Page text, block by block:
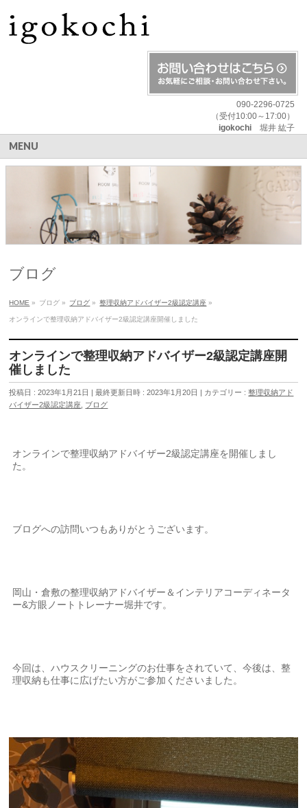
090-2296-0725
（受付10:00～17:00）
igokochi堀井 紘子
MENU
ブログ
HOME » ブログ » ブログ » 整理収納アドバイザー2級認定講座 »
オンラインで整理収納アドバイザー2級認定講座開催しました
オンラインで整理収納アドバイザー2級認定講座開
催しました
投稿日 : 2023年1月21日 最終更新日時 : 2023年1月20日 カテゴリー :整理収納アド
バイザー2級認定講座
ブログ
オンラインで整理収納アドバイザー2級認定講座を開催しまし
た。
ブログへの訪問いつもありがとうございます。
岡山・倉敷の整理収納アドバイザー＆インテリアコーディネータ
ー&方眼ノートトレーナー堀井です。
今回は、ハウスクリーニングのお仕事をされていて、今後は、整
理収納も仕事に広げたい方がご参加くださいました。